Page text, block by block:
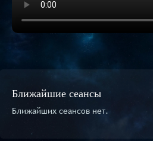
Ближайшие сеансы
Ближайших сеансов нет.